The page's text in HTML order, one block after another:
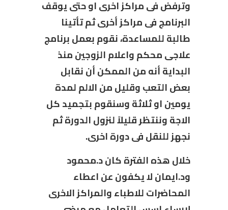
وترفض فى مراكز اخرى او حتى يوقف
البرنامج فى مراكز أخرى ثم تأتينا
طالبة للمساعدة، نقوم بعمل برنامج
علاجى محكم واعلام الزوجين منذ
البداية أنه من الممكن أن نقابل
بعض التعب وقليل من الالم لمدة
يومين او ثلاثة وسنقوم بتجميد كل
الاجة وننتظر قليلاً لنزول الدورة ثم
نجهز للنقل فى دورة اخرى.
خلال هذه الفترة كان د.محمود
ود.ايمان لا يكفون عن اعطاء
المحاضرات للاطباء والمراكز الاخرى